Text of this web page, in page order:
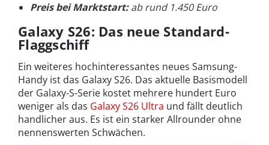
Preis bei Marktstart:ab rund 1.450 Euro
Galaxy S26: Das neue Standard-
Flaggschiff
Ein weiteres hochinteressantes neues Samsung-
Handy ist das Galaxy S26. Das aktuelle Basismodell
der Galaxy-S-Serie kostet mehrere hundert Euro
weniger als das Galaxy S26 Ultra und fällt deutlich
handlicher aus. Es ist ein starker Allrounder ohne
nennenswerten Schwächen.